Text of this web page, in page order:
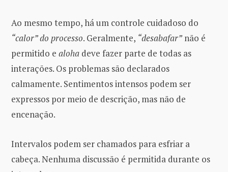
Ao mesmo tempo, há um controle cuidadoso do
“calor” do processo. Geralmente, “desabafar” não é
permitido e aloha deve fazer parte de todas as
interações. Os problemas são declarados
calmamente. Sentimentos intensos podem ser
expressos por meio de descrição, mas não de
encenação.
Intervalos podem ser chamados para esfriar a
cabeça. Nenhuma discussão é permitida durante os